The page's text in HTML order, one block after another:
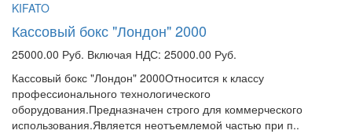
KIFATO
Кассовый бокс "Лондон" 2000
25000.00 Руб. Включая НДС: 25000.00 Руб.
Кассовый бокс "Лондон" 2000Относится к классу
профессионального технологического
оборудования.Предназначен строго для коммерческого
использования.Является неотъемлемой частью при п..